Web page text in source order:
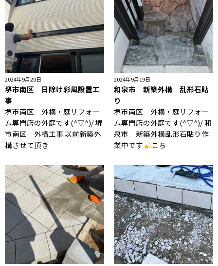
2024年9月20日
堺市南区 日除け彩風設置工
事
堺市南区 外構・庭リフォー
ム専門店の外庭です(^▽^)/ 堺
市南区 外構工事 以前新築外
構させて頂き
2024年9月19日
和泉市 新築外構 乱形石貼
り
堺市南区 外構・庭リフォー
ム専門店の外庭です(^▽^)/ 和
泉市 新築外構乱形石貼り作
業中です
こち